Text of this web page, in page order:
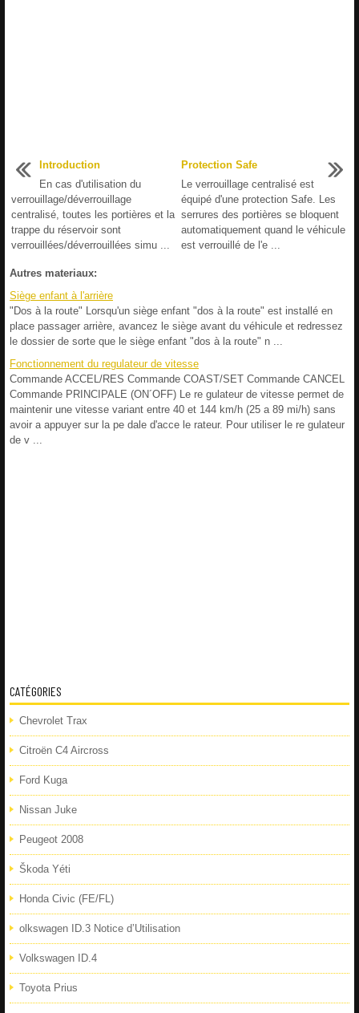
Introduction
En cas d'utilisation du
verrouillage/déverrouillage
centralisé, toutes les portières et la
trappe du réservoir sont
verrouillées/déverrouillées simu ...
Protection Safe
Le verrouillage centralisé est
équipé d'une protection Safe. Les
serrures des portières se bloquent
automatiquement quand le véhicule
est verrouillé de l'e ...
Autres materiaux:
Siège enfant à l'arrière
"Dos à la route" Lorsqu'un siège enfant "dos à la route" est installé en
place passager arrière, avancez le siège avant du véhicule et redressez
le dossier de sorte que le siège enfant "dos à la route" n ...
Fonctionnement du regulateur de vitesse
Commande ACCEL/RES Commande COAST/SET Commande CANCEL
Commande PRINCIPALE (ON´OFF) Le re gulateur de vitesse permet de
maintenir une vitesse variant entre 40 et 144 km/h (25 a 89 mi/h) sans
avoir a appuyer sur la pe dale d'acce le rateur. Pour utiliser le re gulateur
de v ...
CATÉGORIES
Chevrolet Trax
Citroën C4 Aircross
Ford Kuga
Nissan Juke
Peugeot 2008
Škoda Yéti
Honda Civic (FE/FL)
olkswagen ID.3 Notice d’Utilisation
Volkswagen ID.4
Toyota Prius